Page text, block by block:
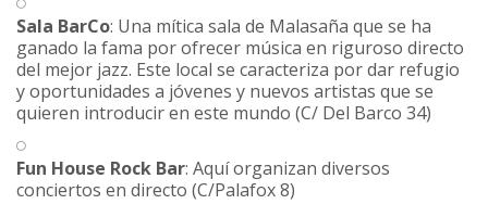
Sala BarCo: Una mítica sala de Malasaña que se ha
ganado la fama por ofrecer música en riguroso directo
del mejor jazz. Este local se caracteriza por dar refugio
y oportunidades a jóvenes y nuevos artistas que se
quieren introducir en este mundo (C/ Del Barco 34)
Fun House Rock Bar: Aquí organizan diversos
conciertos en directo (C/Palafox 8)